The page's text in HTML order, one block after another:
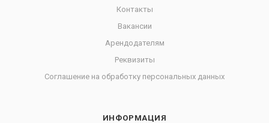
Контакты
Вакансии
Арендодателям
Реквизиты
Соглашение на обработку персональных данных
ИНФОРМАЦИЯ